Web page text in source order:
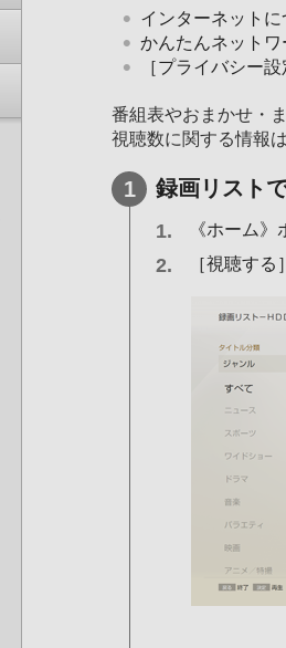
インターネット
かんたんネット
［プライバシー
番組表やおまかせ・
視聴数に関する情報
録画リスト
《ホーム》
［視聴す